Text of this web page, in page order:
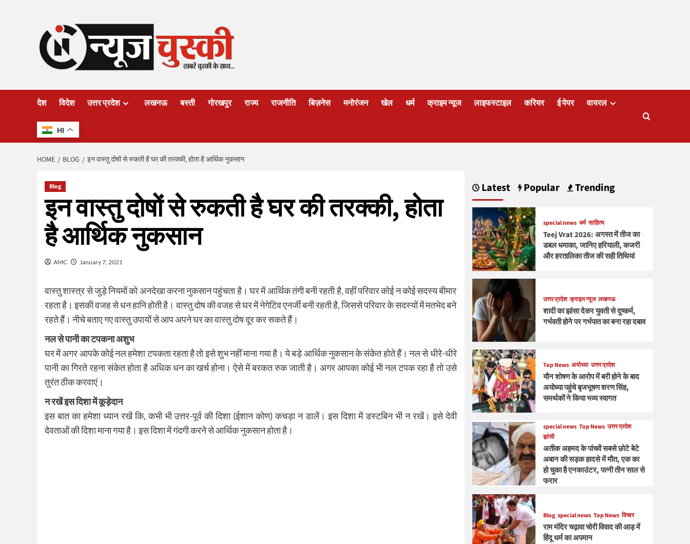
देश विदेश उत्तर प्रदेश लखनऊ बस्ती गोरखपुर राज्य राजनीति बिज़नेस मनोरंजन खेल धर्म क्राइम न्यूज लाइफस्टाइल करियर ई पेपर वायरल
HI
HOME BLOG इन वास्तु दोषों से रुकती है घर की तरक्की, होता है आर्थिक नुकसान
Blog
इन वास्तु दोषों से रुकती है घर की तरक्की, होता
है आर्थिक नुकसान
AMC January 7, 2021
वास्तु शास्त्र से जुड़े नियमों को अनदेखा करना नुकसान पहुंचता है। घर में आर्थिक तंगी बनी रहती है, वहीं परिवार कोई न कोई सदस्य बीमार
रहता है। इसकी वजह से धन हानि होती है। वास्तु दोष की वजह से घर में नेगेटिव एनर्जी बनी रहती है, जिससे परिवार के सदस्यों में मतभेद बने
रहते हैं। नीचे बताए गए वास्तु उपायों से आप अपने घर का वास्तु दोष दूर कर सकते हैं।
नल से पानी का टपकना अशुभ
घर में अगर आपके कोई नल हमेशा टपकता रहता है तो इसे शुभ नहीं माना गया है। ये बड़े आर्थिक नुकसान के संकेत होते हैं। नल से धीरे-धीरे
पानी का गिरते रहना संकेत होता है अधिक धन का खर्च होना। ऐसे में बरकत रुक जाती है। अगर आपका कोई भी नल टपक रहा है तो उसे
तुरंत ठीक करवाएं।
न रखें इस दिशा में कूड़ेदान
इस बात का हमेशा ध्यान रखें कि, कभी भी उत्तर-पूर्व की दिशा (ईशान कोण) कचड़ा न डालें। इस दिशा में डस्टबिन भी न रखें। इसे देवी
देवताओं की दिशा माना गया है। इस दिशा में गंदगी करने से आर्थिक नुकसान होता है।
Latest Popular Trending
special news धर्म साहित्य
Teej Vrat 2026: अगस्त में तीज का
डबल धमाका, जानिए हरियाली, कजरी
और हरतालिका तीज की सही तिथियां
उत्तर प्रदेश क्राइम न्यूज लखनऊ
शादी का झांसा देकर युवती से दुष्कर्म,
गर्भवती होने पर गर्भपात का बना रहा दबाव
Top News अयोध्या उत्तर प्रदेश
यौन शोषण के आरोप में बरी होने के बाद
अयोध्या पहुंचे बृजभूषण शरण सिंह,
समर्थकों ने किया भव्य स्वागत
special news Top News उत्तर प्रदेश
झांसी
अतीक अहमद के पांचवें सबसे छोटे बेटे
अबान की सड़क हादसे में मौत, एक का
हो चुका है एनकाउंटर, पत्नी तीन साल से
फरार
Blog special news Top News विचार
राम मंदिर चढ़ावा चोरी विवाद की आड़ में
हिंदू धर्म का अपमान